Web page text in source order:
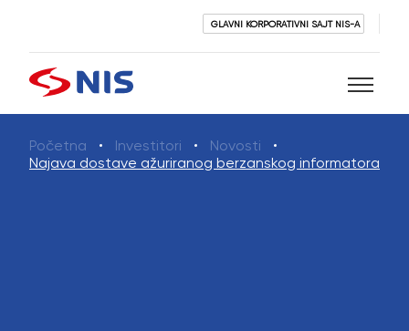
GLAVNI KORPORATIVNI SAJT NIS-A
Pretraži
Početna Investitori
Novosti
Najava dostave ažuriranog berzanskog informatora